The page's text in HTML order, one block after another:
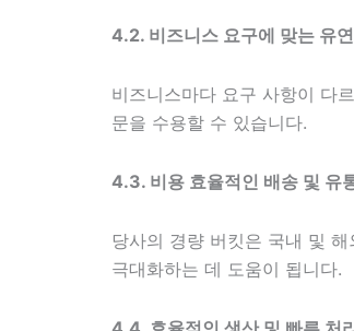
4.2. 비즈니스 요구에 맞는 유
비즈니스마다 요구 사항이 다
문을 수용할 수 있습니다.
4.3. 비용 효율적인 배송 및 유
당사의 경량 버킷은 국내 및
극대화하는 데 도움이 됩니다.